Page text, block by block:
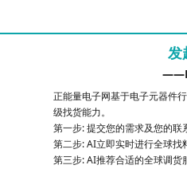
HC32F003C4PA-
STM8S003F3P6TR
发
正能量电子网基于电子元器件
级找货能力。
第一步: 提交您的需求及您的联
第二步: AI立即实时进行全球找
第三步: AI推荐合适的全球调货